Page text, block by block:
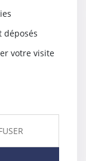
déposés
votre visite